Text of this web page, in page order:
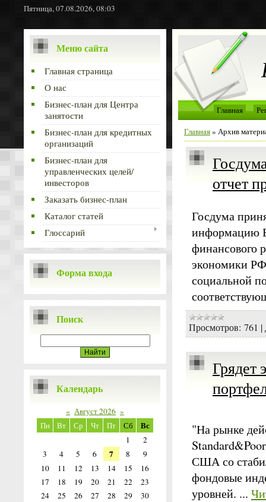
Пятница, 07.08.2026, 08:03
Меню сайта
Главная страница
О нас
Бизнес-план для Центра
занятости
Бизнес-план для кредитных
организаций
Бизнес-план для
управленческих целей/
инвесторов
Заказать бизнес-план
Каталог статей
Глоссарий
Форма входа
Поиск
Календарь
« Август 2026 »
Пн
Вт Ср Чт Пт Сб Вс
1
2
3
4 5 6 7 8
9
10
11 12 13 14 15
16
17
18 19 20 21 22
23
24
25 26 27 28 29
30
Главная
Главная» Архив
отчет
Госдума
информацию
финансового
экономики
социальной
Просмотров: 761 |
Грядет
"На рынке
США со
фондовые
уровней. ...